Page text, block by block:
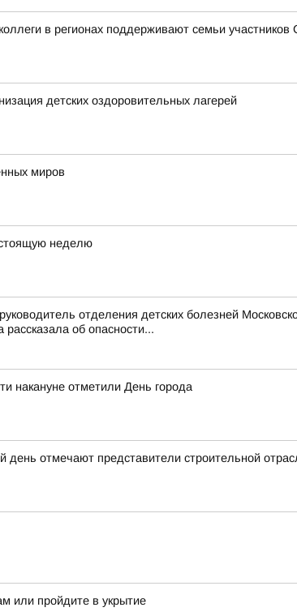
в регионах поддерживают семьи
детских оздоровительных лагерей
миров
неделю
отделения детских болезней
об опасности...
накануне отметили День города
отмечают представители строительной
или пройдите в укрытие